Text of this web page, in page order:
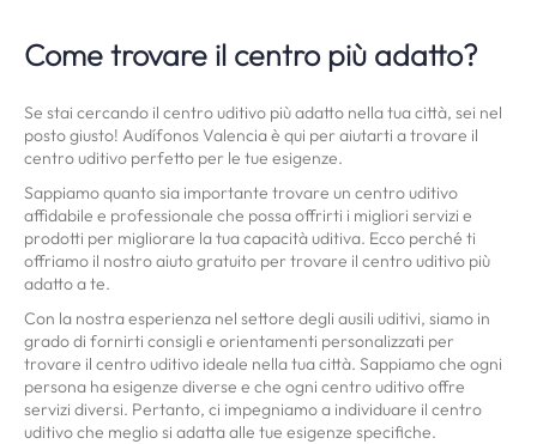
Come trovare il centro più adatto?
Se stai cercando il centro uditivo più adatto nella tua città, sei nel
posto giusto! Audífonos Valencia è qui per aiutarti a trovare il
centro uditivo perfetto per le tue esigenze.
Sappiamo quanto sia importante trovare un centro uditivo
affidabile e professionale che possa offrirti i migliori servizi e
prodotti per migliorare la tua capacità uditiva. Ecco perché ti
offriamo il nostro aiuto gratuito per trovare il centro uditivo più
adatto a te.
Con la nostra esperienza nel settore degli ausili uditivi, siamo in
grado di fornirti consigli e orientamenti personalizzati per
trovare il centro uditivo ideale nella tua città. Sappiamo che ogni
persona ha esigenze diverse e che ogni centro uditivo offre
servizi diversi. Pertanto, ci impegniamo a individuare il centro
uditivo che meglio si adatta alle tue esigenze specifiche.